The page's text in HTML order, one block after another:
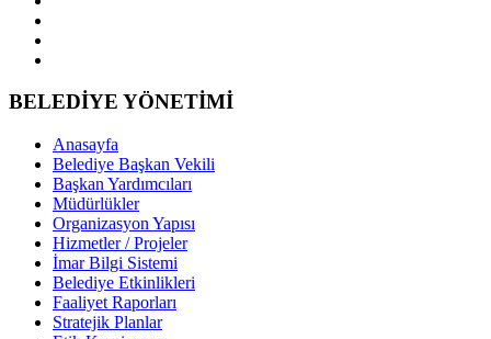
BELEDİYE YÖNETİMİ
Anasayfa
Belediye Başkan Vekili
Başkan Yardımcıları
Müdürlükler
Organizasyon Yapısı
Hizmetler / Projeler
İmar Bilgi Sistemi
Belediye Etkinlikleri
Faaliyet Raporları
Stratejik Planlar